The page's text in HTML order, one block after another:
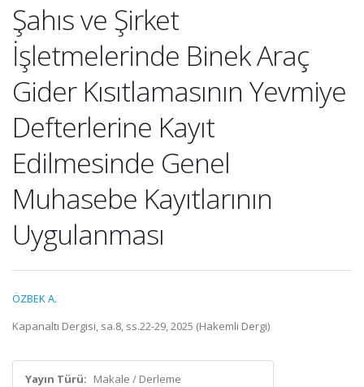
Şahıs ve Şirket
İşletmelerinde Binek Araç
Gider Kısıtlamasının Yevmiye
Defterlerine Kayıt
Edilmesinde Genel
Muhasebe Kayıtlarının
Uygulanması
ÖZBEK A.
Kapanaltı Dergisi, sa.8, ss.22-29, 2025 (Hakemli Dergi)
Yayın Türü: Makale / Derleme